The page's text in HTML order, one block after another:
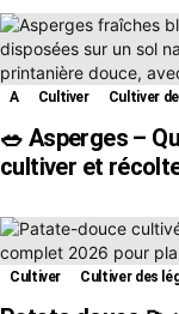
A Cultiver Cultiver
🥗 Asperges –
cultiver et
Cultiver Cultiver des